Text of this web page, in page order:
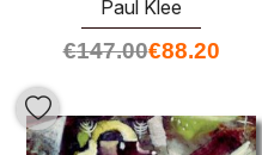
Paul Klee
€147.00€88.20